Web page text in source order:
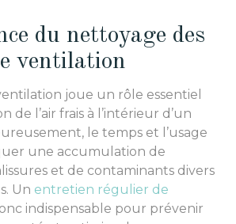
du nettoyage des
ventilation
joue un rôle essentiel
de l’air frais à l’intérieur d’un
le temps et l’usage
une accumulation de
et de contaminants divers
Un entretien régulier de
indispensable pour prévenir